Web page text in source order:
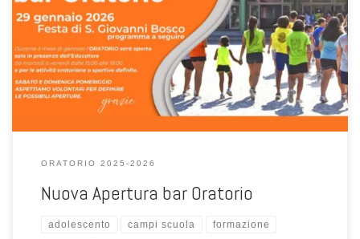
Giovedì 29 gennaio 2026 – Prima serata in occasione della Festa di
San Giovanni Bosco a breve sarà comunicato il programma della
settimana
ORATORIO 2025-2026
Nuova Apertura bar Oratorio
adolescento campi scuola formazione